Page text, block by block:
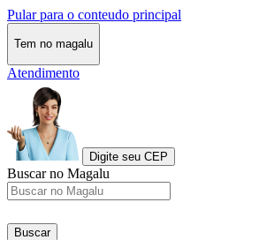
Pular para o conteudo principal
Tem no magalu
Atendimento
Digite seu CEP
Buscar no Magalu
Buscar